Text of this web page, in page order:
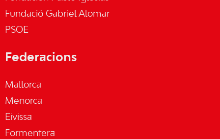
Fundació Gabriel Alomar
PSOE
Federacions
Mallorca
Menorca
Eivissa
Formentera